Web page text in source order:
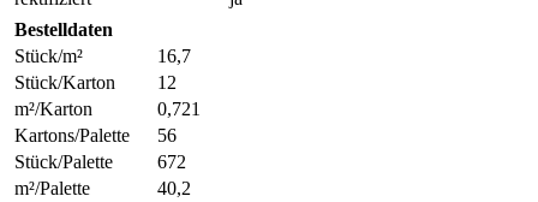
Bestelldaten
Stück/m²
16,7
Stück/Karton
12
m²/Karton
0,721
Kartons/Palette
56
Stück/Palette
672
m²/Palette
40,2